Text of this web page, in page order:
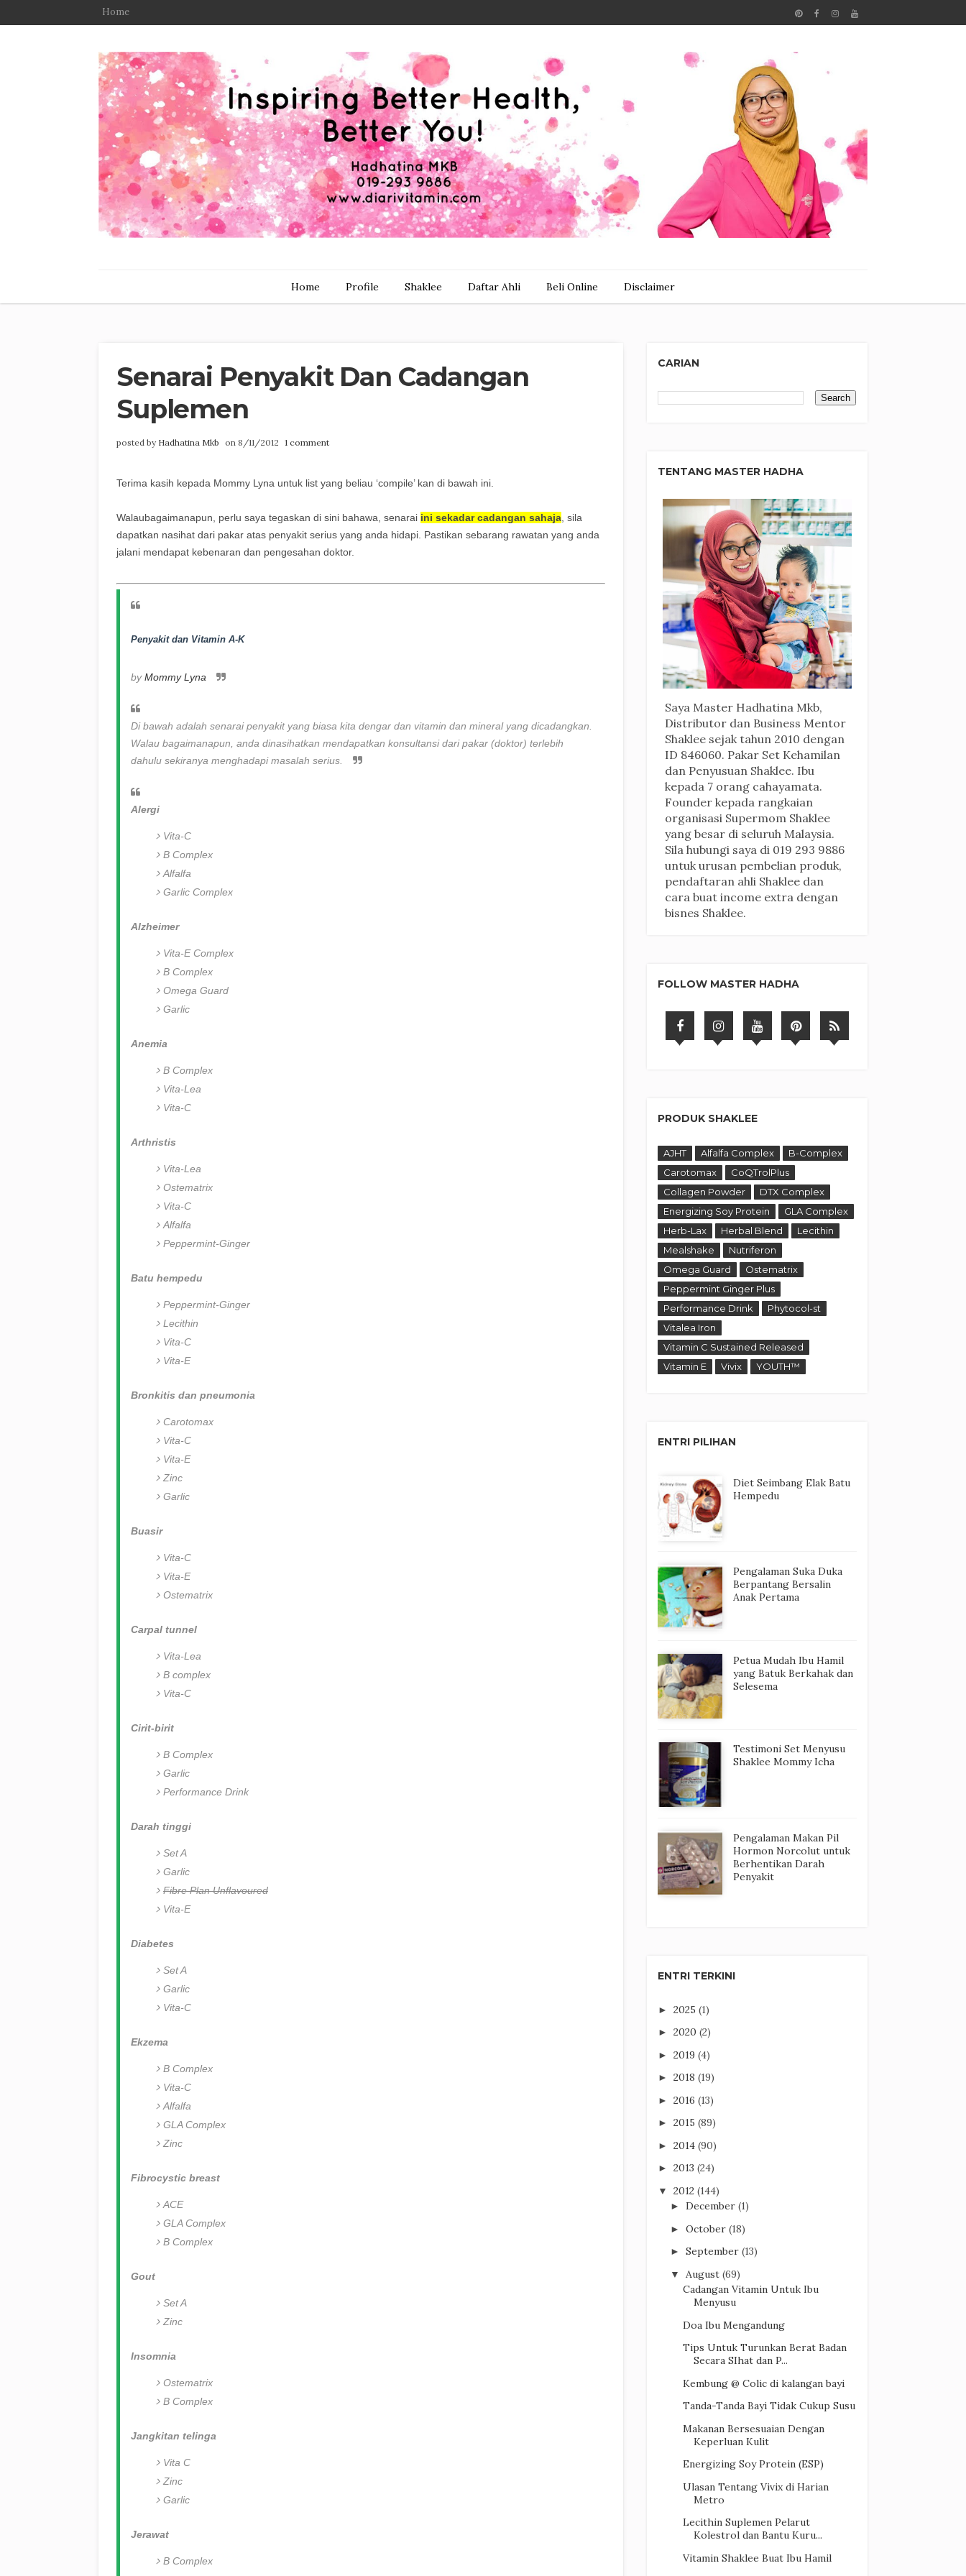
Home
Home Profile Shaklee Daftar Ahli Beli Online Disclaimer
Senarai Penyakit Dan Cadangan
Suplemen
posted by Hadhatina Mkb on 8/11/2012 1 comment
Terima kasih kepada Mommy Lyna untuk list yang beliau ‘compile’ kan di bawah ini.
Walaubagaimanapun, perlu saya tegaskan di sini bahawa, senarai ini sekadar cadangan sahaja, sila
dapatkan nasihat dari pakar atas penyakit serius yang anda hidapi. Pastikan sebarang rawatan yang anda
jalani mendapat kebenaran dan pengesahan doktor.
Penyakit dan Vitamin A-K
byMommy Lyna
Di bawah adalah senarai penyakit yang biasa kita dengar dan vitamin dan mineral yang dicadangkan.
Walau bagaimanapun, anda dinasihatkan mendapatkan konsultansi dari pakar (doktor) terlebih
dahulu sekiranya menghadapi masalah serius.
Alergi
Vita-C
B Complex
Alfalfa
Garlic Complex
Alzheimer
Vita-E Complex
B Complex
Omega Guard
Garlic
Anemia
B Complex
Vita-Lea
Vita-C
Arthristis
Vita-Lea
Ostematrix
Vita-C
Alfalfa
Peppermint-Ginger
Batu hempedu
Peppermint-Ginger
Lecithin
Vita-C
Vita-E
Bronkitis dan pneumonia
Carotomax
Vita-C
Vita-E
Zinc
Garlic
Buasir
Vita-C
Vita-E
Ostematrix
Carpal tunnel
Vita-Lea
B complex
Vita-C
Cirit-birit
B Complex
Garlic
Performance Drink
Darah tinggi
Set A
Garlic
Fibre Plan Unflavoured
Vita-E
Diabetes
Set A
Garlic
Vita-C
Ekzema
B Complex
Vita-C
Alfalfa
GLA Complex
Zinc
Fibrocystic breast
ACE
GLA Complex
B Complex
Gout
Set A
Zinc
Insomnia
Ostematrix
B Complex
Jangkitan telinga
Vita C
Zinc
Garlic
Jerawat
B Complex
CARIAN
TENTANG MASTER HADHA
Saya Master Hadhatina Mkb,
Distributor dan Business Mentor
Shaklee sejak tahun 2010 dengan
ID 846060. Pakar Set Kehamilan
dan Penyusuan Shaklee. Ibu
kepada 7 orang cahayamata.
Founder kepada rangkaian
organisasi Supermom Shaklee
yang besar di seluruh Malaysia.
Sila hubungi saya di 019 293 9886
untuk urusan pembelian produk,
pendaftaran ahli Shaklee dan
cara buat income extra dengan
bisnes Shaklee.
FOLLOW MASTER HADHA
PRODUK SHAKLEE
AJHT Alfalfa Complex
B-Complex
Carotomax
CoQTrolPlus
Collagen Powder
DTX Complex
Energizing Soy Protein
GLA Complex
Herb-Lax
Herbal Blend
Lecithin
Mealshake
Nutriferon
Omega Guard
Ostematrix
Peppermint Ginger Plus
Performance Drink
Phytocol-st
Vitalea Iron
Vitamin C Sustained Released
Vitamin E
Vivix YOUTH™
ENTRI PILIHAN
Diet Seimbang Elak Batu
Hempedu
Pengalaman Suka Duka
Berpantang Bersalin
Anak Pertama
Petua Mudah Ibu Hamil
yang Batuk Berkahak dan
Selesema
Testimoni Set Menyusu
Shaklee Mommy Icha
Pengalaman Makan Pil
Hormon Norcolut untuk
Berhentikan Darah
Penyakit
ENTRI TERKINI
►2025(1)
►2020(2)
►2019(4)
►2018(19)
►2016(13)
►2015(89)
►2014(90)
►2013(24)
▼2012(144)
►December(1)
►October(18)
►September(13)
▼ August(69)
Cadangan Vitamin Untuk Ibu
Menyusu
Doa Ibu Mengandung
Tips Untuk Turunkan Berat Badan
Secara SIhat dan P...
Kembung @ Colic di kalangan bayi
Tanda-Tanda Bayi Tidak Cukup Susu
Makanan Bersesuaian Dengan
Keperluan Kulit
Energizing Soy Protein (ESP)
Ulasan Tentang Vivix di Harian
Metro
Lecithin Suplemen Pelarut
Kolestrol dan Bantu Kuru...
Vitamin Shaklee Buat Ibu Hamil